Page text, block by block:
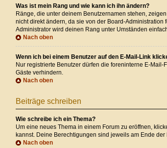
Was ist mein Rang und wie kann ich ihn ändern?
Ränge, die unter deinem Benutzernamen stehen,
nicht direkt ändern, da sie von der Board-
Administrator wird deinen Rang unter Umständen
Nach oben
Wenn ich bei einem Benutzer auf den E-Mail-Link
Nur registrierte Benutzer dürfen die foreninterne E-
Gäste verhindern.
Nach oben
Beiträge schreiben
Wie schreibe ich ein Thema?
Um eine neues Thema in einem Forum zu eröffnen,
kannst. Deine Berechtigungen sind jeweils am Ende
Nach oben